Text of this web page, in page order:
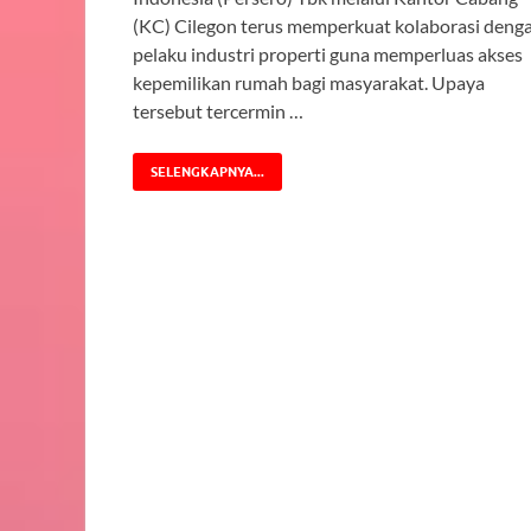
(KC) Cilegon terus memperkuat kolaborasi
pelaku industri properti guna memperluas akses
kepemilikan rumah bagi masyarakat. Upaya
tersebut tercermin …
SELENGKAPNYA...